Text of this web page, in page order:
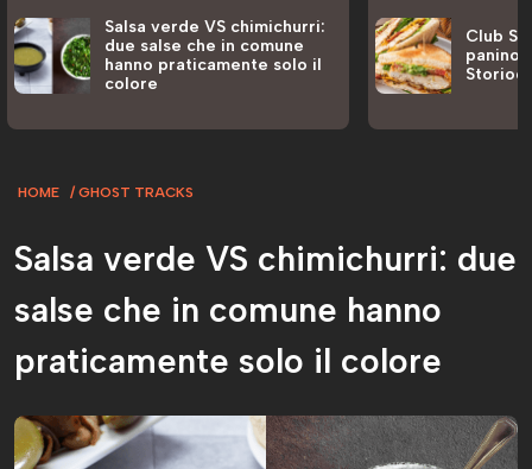
Salsa verde VS chimichurri:
due salse che in comune
hanno praticamente solo il
colore
Club
panino
HOME GHOST TRACKS
Salsa verde VS chimichurri: due
salse che in comune hanno
praticamente solo il colore